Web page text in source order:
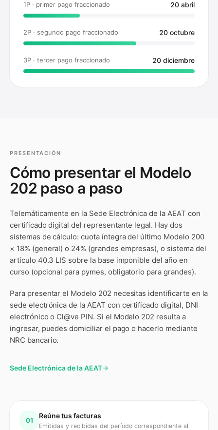
1P · primer pago fraccionado 20 abril
2P · segundo pago fraccionado 20 octubre
3P · tercer pago fraccionado 20 diciembre
PRESENTACIÓN
Cómo presentar el Modelo
202 paso a paso
Telemáticamente en la Sede Electrónica de la AEAT con
certificado digital del representante legal. Hay dos
sistemas de cálculo: cuota íntegra del último Modelo 200
× 18% (general) o 24% (grandes empresas), o sistema del
artículo 40.3 LIS sobre la base imponible del año en
curso (opcional para pymes, obligatorio para grandes).
Para presentar el Modelo 202 necesitas identificarte en la
sede electrónica de la AEAT con certificado digital, DNI
electrónico o Cl@ve PIN. Si el Modelo 202 resulta a
ingresar, puedes domiciliar el pago o hacerlo mediante
NRC bancario.
Sede Electrónica de la AEAT
01
Reúne tus facturas
Emitidas y recibidas del período correspondiente al